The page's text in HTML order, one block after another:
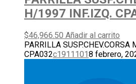
H/1997 INF.IZQ.
$46,966.50 Añadir al carrito
PARRILLA
CPA032c1911101 8 febrero,